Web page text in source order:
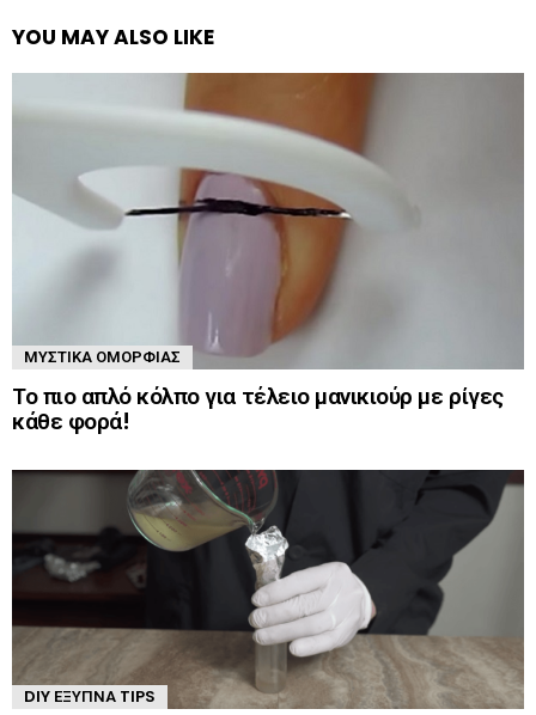
YOU MAY ALSO LIKE
ΜΥΣΤΙΚΆ ΟΜΟΡΦΙΆΣ
Το πιο απλό κόλπο για τέλειο μανικιούρ με ρίγες
κάθε φορά!
DIY ΈΞΥΠΝΑ TIPS